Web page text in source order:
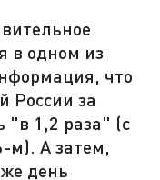
в одном из
что
России за
"в 1,2 раза" (с
м). А затем,
день